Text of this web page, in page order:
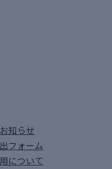
知らせ
フォーム
について